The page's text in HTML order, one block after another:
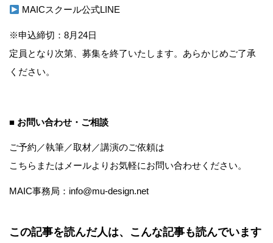
MAICスクール公式LINE
※申込締切：8月24日
定員となり次第、募集を終了いたします。あらかじめご了承
ください。
■ お問い合わせ・ご相談
ご予約／執筆／取材／講演のご依頼は
こちら またはメールよりお気軽にお問い合わせください。
MAIC事務局：info@mu-design.net
この記事を読んだ人は、こんな記事も読んでいます